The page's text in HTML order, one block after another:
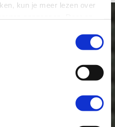
kun je meer lezen over
in onze cookieverklaring
‘Alleen noodzakelijke